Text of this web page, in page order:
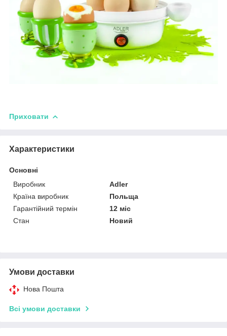
Приховати
Характеристики
Основні
Виробник
Adler
Країна виробник
Польща
Гарантійний термін
12 міс
Стан
Новий
Умови доставки
Нова Пошта
Всі умови доставки